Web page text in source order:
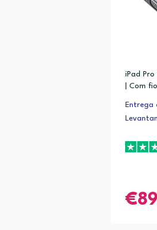
iPad Pro
| Com
Entrega
89